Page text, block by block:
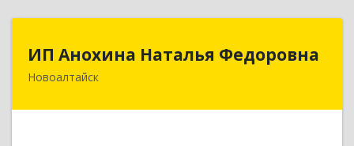
ИП Анохина Наталья Федоровна
Новоалтайск658041, Алтайский край, Новоалтайск г,